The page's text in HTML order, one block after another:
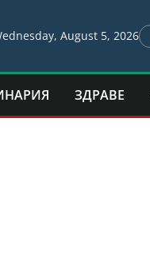
August 5, 2026
ЗДРАВЕ